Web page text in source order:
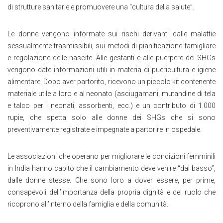
di strutture sanitarie e promuovere una “cultura della salute”.
Le donne vengono informate sui rischi derivanti dalle malattie
sessualmente trasmissibili, sui metodi di pianificazione famigliare
e regolazione delle nascite. Alle gestanti e alle puerpere dei SHGs
vengono date informazioni utili in materia di puericultura e igiene
alimentare. Dopo aver partorito, ricevono un piccolo kit contenente
materiale utile a loro e al neonato (asciugamani, mutandine di tela
e talco per i neonati, assorbenti, ecc.) e un contributo di 1.000
rupie, che spetta solo alle donne dei SHGs che si sono
preventivamente registrate e impegnate a partorire in ospedale.
Le associazioni che operano per migliorare le condizioni femminili
in India hanno capito che il cambiamento deve venire “dal basso”,
dalle donne stesse. Che sono loro a dover essere, per prime,
consapevoli dell’importanza della propria dignità e del ruolo che
ricoprono all’interno della famiglia e della comunità.